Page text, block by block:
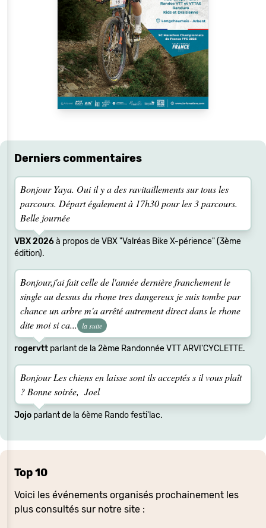
Derniers commentaires
Bonjour Yaya. Oui il y a des ravitaillements sur tous les
parcours. Départ également à 17h30 pour les 3 parcours.
Belle journée
VBX 2026à propos de VBX "Valréas Bike X-périence" (3ème
édition).
Bonjour,j'ai fait celle de l'année dernière franchement le
single au dessus du rhone tres dangereux je suis tombe par
chance un arbre m'a arrêté autrement direct dans le rhone
dite moi si ca...
la suite
rogervtt parlant de la 2ème Randonnée VTT ARVI'CYCLETTE.
Bonjour Les chiens en laisse sont ils acceptés s il vous plaît
? Bonne soirée, Joel
Jojo parlant de la 6ème Rando festi'lac.
Top 10
Voici les événements organisés prochainement les
plus consultés sur notre site :